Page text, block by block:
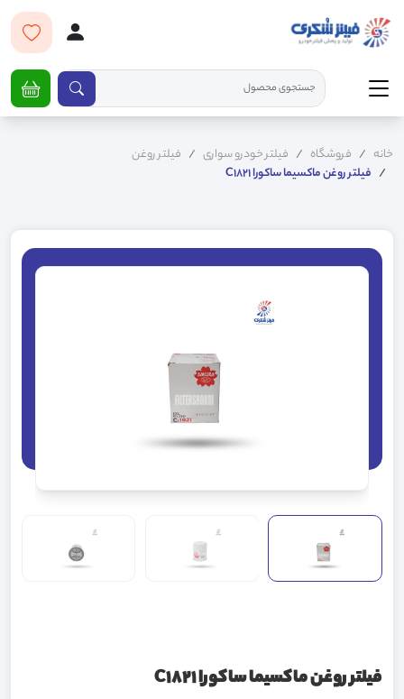
خانه فروشگاه فیلتر خودرو سواری
فیلتر روغن
فیلتر روغن ماکسیما ساکورا C1821
فیلتر روغن ماکسیما ساکورا C1821